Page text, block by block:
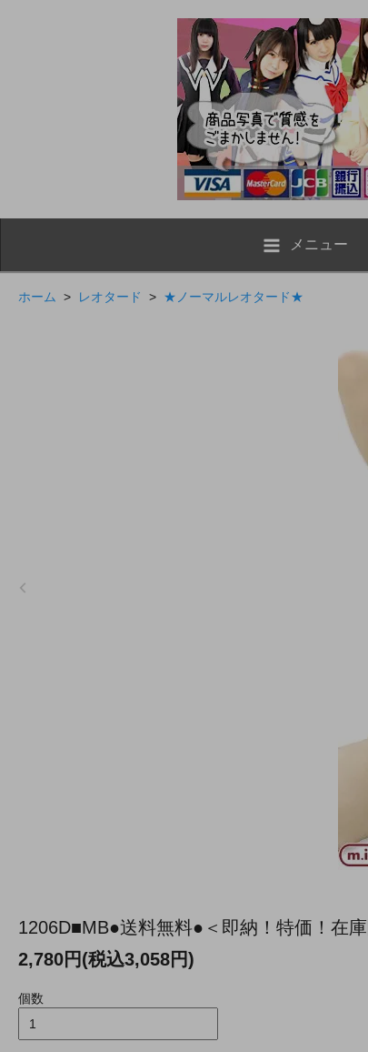
メニュー
ホーム > レオタード > ★ノーマルレオタード★
1206D■MB●送料無料●＜即納！特価！
2,780円(税込3,058円)
個数